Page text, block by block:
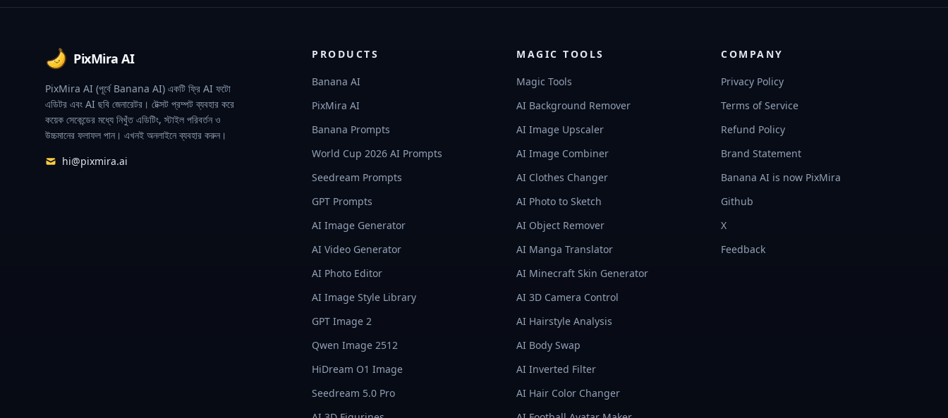
Footer
PixMira AI
PixMira AI (পূর্বে Banana AI) একটি ফ্রি AI ফটো
এডিটর এবং AI ছবি জেনারেটর। টেক্সট প্রম্পট ব্যবহার করে
কয়েক সেকেন্ডের মধ্যে নিখুঁত এডিটিং, স্টাইল পরিবর্তন ও
উচ্চমানের ফলাফল পান। এখনই অনলাইনে ব্যবহার করুন।
hi@pixmira.ai
PRODUCTS
Banana AI
PixMira AI
Banana Prompts
World Cup 2026 AI Prompts
Seedream Prompts
GPT Prompts
AI Image Generator
AI Video Generator
AI Photo Editor
AI Image Style Library
GPT Image 2
Qwen Image 2512
HiDream O1 Image
Seedream 5.0 Pro
MAGIC TOOLS
Magic Tools
AI Background Remover
AI Image Upscaler
AI Image Combiner
AI Clothes Changer
AI Photo to Sketch
AI Object Remover
AI Manga Translator
AI Minecraft Skin Generator
AI 3D Camera Control
AI Hairstyle Analysis
AI Body Swap
AI Inverted Filter
AI Hair Color Changer
COMPANY
Privacy Policy
Terms of Service
Refund Policy
Brand Statement
Banana AI is now PixMira
Github
X
Feedback